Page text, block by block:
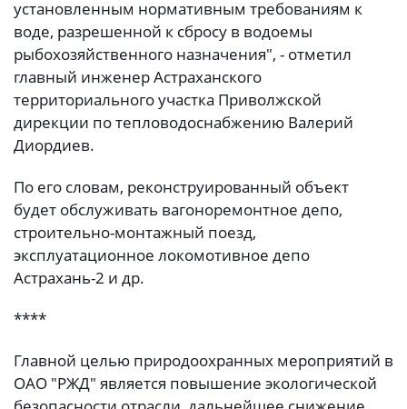
установленным нормативным требованиям к
воде, разрешенной к сбросу в водоемы
рыбохозяйственного назначения", - отметил
главный инженер Астраханского
территориального участка Приволжской
дирекции по тепловодоснабжению Валерий
Диордиев.
По его словам, реконструированный объект
будет обслуживать вагоноремонтное депо,
строительно-монтажный поезд,
эксплуатационное локомотивное депо
Астрахань-2 и др.
****
Главной целью природоохранных мероприятий в
ОАО "РЖД" является повышение экологической